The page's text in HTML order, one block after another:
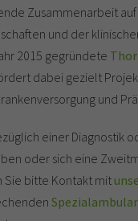
Zusammenarbeit
und der
2015 gegründete
dabei gezielt
und
einer Diagnostik
oder sich eine
bitte Kontakt mit